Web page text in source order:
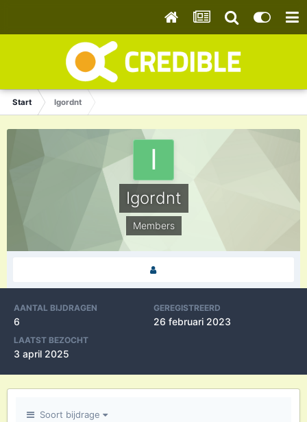
Start Igordnt
Igordnt
Members
AANTAL BIJDRAGEN
6
GEREGISTREERD
26 februari 2023
LAATST BEZOCHT
3 april 2025
Soort bijdrage